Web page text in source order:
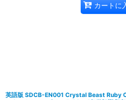
カートに
英語版 SDCB-EN001 Crystal Beast Ruby